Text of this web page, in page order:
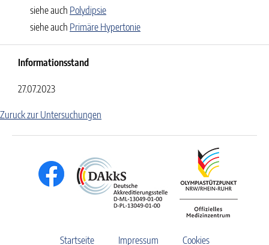
siehe auch Polydipsie
siehe auch Primäre Hypertonie
Informationsstand
27.07.2023
Zuruck zur Untersuchungen
Startseite Impressum Cookies